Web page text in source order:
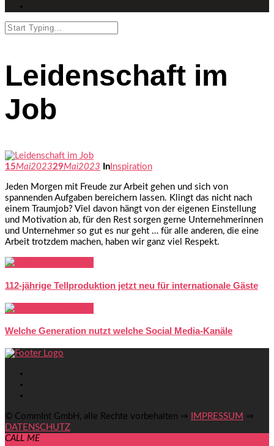
Leidenschaft im
Job
15Mai202329Mai2023 In Inspiration
Jeden Morgen mit Freude zur Arbeit gehen und sich von
spannenden Aufgaben bereichern lassen. Klingt das nicht nach
einem Traumjob? Viel davon hängt von der eigenen Einstellung
und Motivation ab, für den Rest sorgen gerne Unternehmerinnen
und Unternehmer so gut es nur geht … für alle anderen, die eine
Arbeit trotzdem machen, haben wir ganz viel Respekt.
112-jährige Tellproduktion jetzt neu für internationale Gäste
Welche Generation nutzt welche Social Media-Kanäle
© CommInt GmbH, alle Rechte vorbehalten ⇒ IMPRESSUM ⇒
DATENSCHUTZ
CALL ME